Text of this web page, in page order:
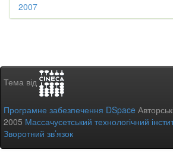
2007
Тема від
Програмне забезпечення DSpace
2005 Массачусетський технологічний
Зворотний зв’язок